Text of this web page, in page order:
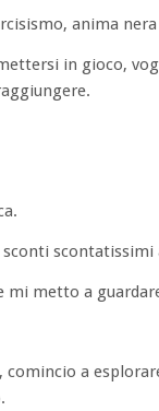
anima
in gioco,
mi metto a
a